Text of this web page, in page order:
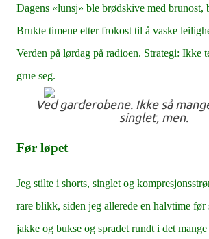
Dagens «lunsj» ble brødskive med brunost,
Brukte timene etter frokost til å vaske
Verden på lørdag på radioen. Strategi: Ikke
grue seg.
Ved garderobene. Ikke så
singlet, men.
Før løpet
Jeg stilte i shorts, singlet og
rare blikk, siden jeg allerede en halvtime før
jakke og bukse og spradet rundt i det